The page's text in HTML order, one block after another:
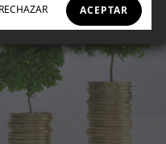
ACEPTAR
RECHAZAR